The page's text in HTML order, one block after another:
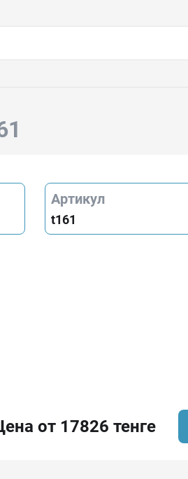
Артикул
t161
от 17826 тенге